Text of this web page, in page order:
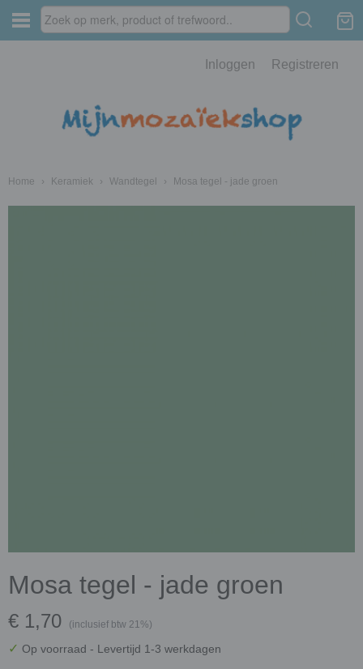
Inloggen Registreren
Home › Keramiek › Wandtegel › Mosa tegel - jade groen
Mosa tegel - jade groen
€ 1,70 (inclusief btw 21%)
✓ Op voorraad - Levertijd 1-3 werkdagen